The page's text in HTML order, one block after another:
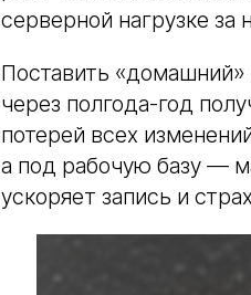
серверной нагрузке за
Поставить «домашний»
через полгода-год
потерей всех
а под рабочую базу —
ускоряет запись и